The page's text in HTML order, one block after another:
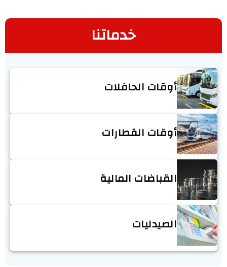
خدماتنا
أوقات الحافلات
أوقات القطارات
القباضات المالية
الصيدليات